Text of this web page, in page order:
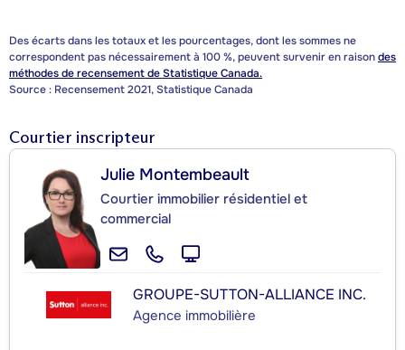
Des écarts dans les totaux et les pourcentages, dont les sommes ne
correspondent pas nécessairement à 100 %, peuvent survenir en raisondes
méthodes de recensement de Statistique Canada.
Source : Recensement 2021, Statistique Canada
Courtier inscripteur
Julie Montembeault
Courtier immobilier résidentiel et
commercial
GROUPE-SUTTON-ALLIANCE INC.
Agence immobilière